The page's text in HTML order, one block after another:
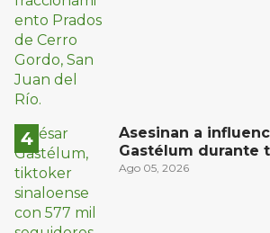
Asesinan a
Gastélum durante
vivo en Sinaloa
Ago 05, 2026